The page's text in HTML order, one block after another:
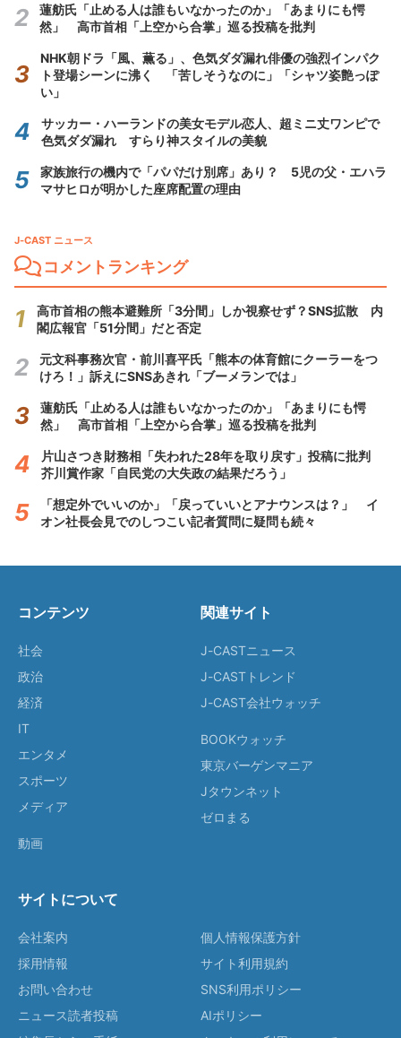
蓮舫氏「止める人は誰もいなかったのか」「あまりにも愕
然」 高市首相「上空から合掌」巡る投稿を批判
NHK朝ドラ「風、薫る」、色気ダダ漏れ俳優の強烈インパク
ト登場シーンに沸く 「苦しそうなのに」「シャツ姿艶っぽ
い」
サッカー・ハーランドの美女モデル恋人、超ミニ丈ワンピで
色気ダダ漏れ すらり神スタイルの美貌
家族旅行の機内で「パパだけ別席」あり？ 5児の父・エハラ
マサヒロが明かした座席配置の理由
J-CAST ニュース
コメントランキング
高市首相の熊本避難所「3分間」しか視察せず？SNS拡散 内
閣広報官「51分間」だと否定
元文科事務次官・前川喜平氏「熊本の体育館にクーラーをつ
けろ！」訴えにSNSあきれ「ブーメランでは」
蓮舫氏「止める人は誰もいなかったのか」「あまりにも愕
然」 高市首相「上空から合掌」巡る投稿を批判
片山さつき財務相「失われた28年を取り戻す」投稿に批判
芥川賞作家「自民党の大失政の結果だろう」
「想定外でいいのか」「戻っていいとアナウンスは？」 イ
オン社長会見でのしつこい記者質問に疑問も続々
コンテンツ
社会
政治
経済
IT
エンタメ
スポーツ
メディア
動画
関連サイト
J-CASTニュース
J-CASTトレンド
J-CAST会社ウォッチ
BOOKウォッチ
東京バーゲンマニア
Jタウンネット
ゼロまる
サイトについて
会社案内
採用情報
お問い合わせ
ニュース読者投稿
個人情報保護方針
サイト利用規約
SNS利用ポリシー
AIポリシー